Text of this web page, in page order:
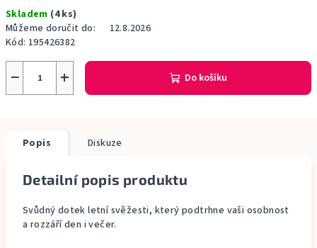
cena:
Skladem (4 ks)
Můžeme doručit do:
12.8.2026
Kód: 195426382
+
− Do košíku
Popis Diskuze
Detailní popis produktu
Svůdný dotek letní svěžesti, který podtrhne vaši osobnost
a rozzáří den i večer.